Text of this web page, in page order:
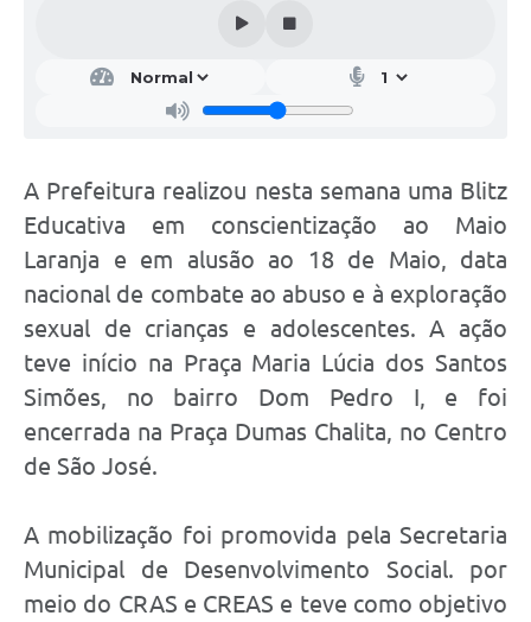
A Prefeitura realizou nesta semana uma Blitz
Educativa em conscientização ao Maio
Laranja e em alusão ao 18 de Maio, data
nacional de combate ao abuso e à exploração
sexual de crianças e adolescentes. A ação
teve início na Praça Maria Lúcia dos Santos
Simões, no bairro Dom Pedro I, e foi
encerrada na Praça Dumas Chalita, no Centro
de São José.
A mobilização foi promovida pela Secretaria
Municipal de Desenvolvimento Social. por
meio do CRAS e CREAS e teve como objetivo